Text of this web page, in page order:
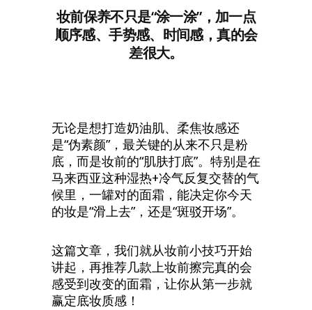
妆前保养不只是“涂一涂”，加一点
顺序感、手势感、时间感，真的会
差很大。
无论是想打造奶油肌、柔焦妆感还
是“伪素颜”，最关键的从来不只是粉
底，而是妆前的“肌肤打底”。特别是在
马来西亚这种湿热+冷气反复交替的气
候里，一罐对的面霜，能决定你今天
的妆是“滑上去”，还是“斑驳开场”。
这篇文章，我们就从妆前小技巧开始
讲起，再推荐几款上妆前擦完真的会
感受到改变的面霜，让你从第一步就
赢定底妆质感！